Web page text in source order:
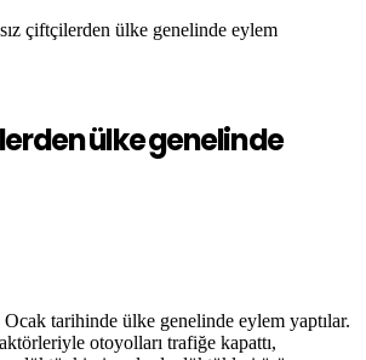
çiftçilerden ülke genelinde eylem
ülke genelinde
tarihinde ülke genelinde eylem yaptılar.
otoyolları trafiğe kapattı,